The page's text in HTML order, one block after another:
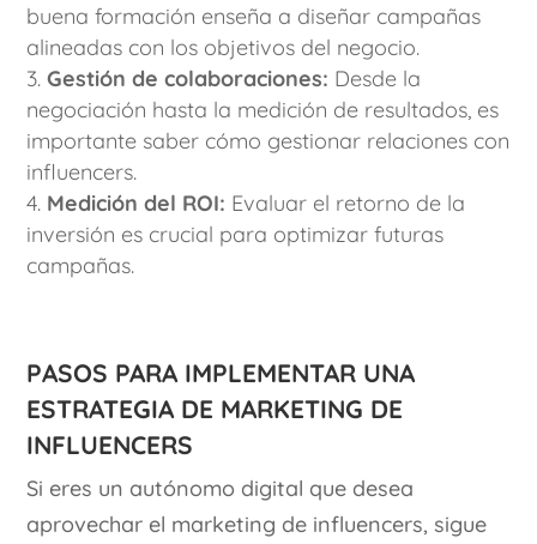
buena formación enseña a diseñar campañas
alineadas con los objetivos del negocio.
Gestión de colaboraciones: Desde la
negociación hasta la medición de resultados, es
importante saber cómo gestionar relaciones con
influencers.
Medición del ROI: Evaluar el retorno de la
inversión es crucial para optimizar futuras
campañas.
Pasos para implementar una
estrategia de marketing de
influencers
Si eres un autónomo digital que desea
aprovechar el marketing de influencers, sigue